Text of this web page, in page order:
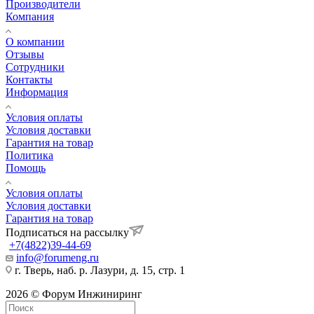
Производители
Компания
О компании
Отзывы
Сотрудники
Контакты
Информация
Условия оплаты
Условия доставки
Гарантия на товар
Политика
Помощь
Условия оплаты
Условия доставки
Гарантия на товар
Подписаться на рассылку
+7(4822)39-44-69
info@forumeng.ru
г. Тверь, наб. р. Лазури, д. 15, стр. 1
2026 © Форум Инжиниринг